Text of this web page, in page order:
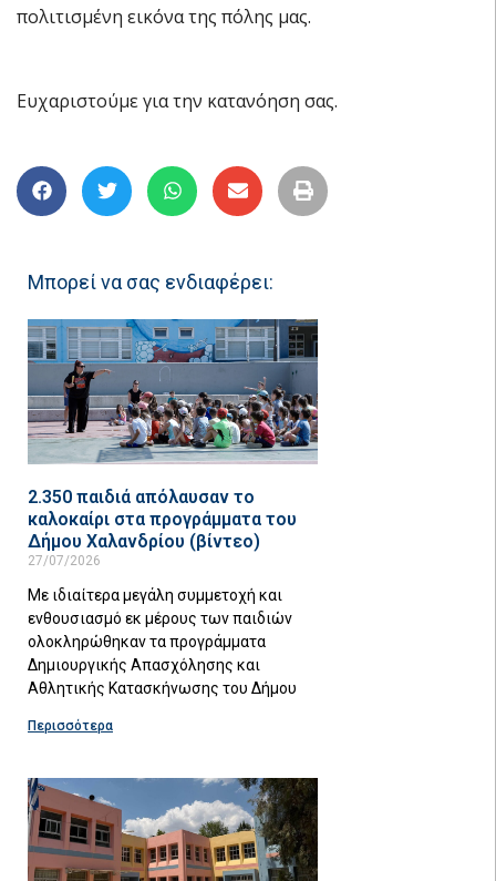
πολιτισμένη εικόνα της πόλης μας.
Ευχαριστούμε για την κατανόηση σας.
Μπορεί να σας ενδιαφέρει:
2.350 παιδιά απόλαυσαν το
καλοκαίρι στα προγράμματα του
Δήμου Χαλανδρίου (βίντεο)
27/07/2026
Με ιδιαίτερα μεγάλη συμμετοχή και
ενθουσιασμό εκ μέρους των παιδιών
ολοκληρώθηκαν τα προγράμματα
Δημιουργικής Απασχόλησης και
Αθλητικής Κατασκήνωσης του Δήμου
Περισσότερα